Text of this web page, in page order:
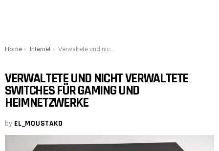
You are here:
Home Internet Verwaltete und nicht verwaltete Switches für Gaming und Heimnetzwerke
VERWALTETE UND NICHT VERWALTETE
SWITCHES FÜR GAMING UND
HEIMNETZWERKE
by EL_MOUSTAKO